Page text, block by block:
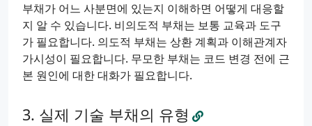
부채가 어느 사분면에 있는지 이해하면 어떻게 대응할
지 알 수 있습니다. 비의도적 부채는 보통 교육과 도구
가 필요합니다. 의도적 부채는 상환 계획과 이해관계자
가시성이 필요합니다. 무모한 부채는 코드 변경 전에 근
본 원인에 대한 대화가 필요합니다.
실제 기술 부채의 유형